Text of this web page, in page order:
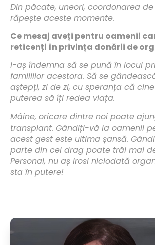
Din păcate, uneori, coordonarea
răpește aceste momente.
Ce mesaj aveți pentru oamenii
reticenți în privința donării de
I-aș îndemna să se pună în locul
familiilor acestora. Să se
aștepți, zi de zi, cu speranța că
puterea să îți redea viața.
Mâine, oricare dintre noi poate
transplant. Gândiți-vă la oamenii
acest gest este ultima șansă.
parte din cel drag poate trăi mai
Personal, nu aș irosi niciodată
sta în putere!